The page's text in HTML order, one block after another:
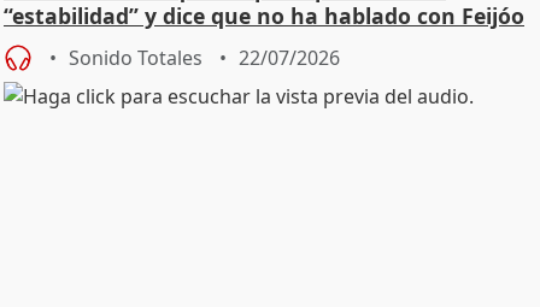
“estabilidad” y dice que no ha hablado con Feijóo
Sonido Totales 22/07/2026